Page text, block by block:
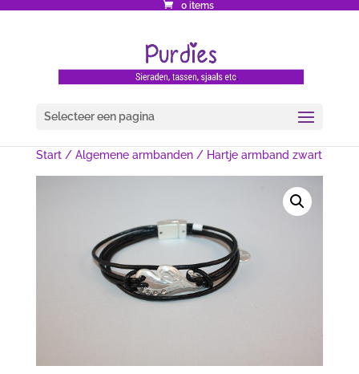
0 items
Selecteer een pagina
Start/ Algemene armbanden/ Hartje armband zwart